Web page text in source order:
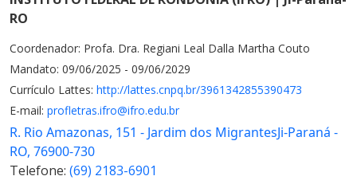
RO
Coordenador: Profa. Dra. Regiani Leal Dalla Martha Couto
Mandato: 09/06/2025 - 09/06/2029
Currículo Lattes: http://lattes.cnpq.br/3961342855390473
E-mail: profletras.ifro@ifro.edu.br
R. Rio Amazonas, 151 - Jardim dos MigrantesJi-Paraná -
RO, 76900-730
Telefone: (69) 2183-6901